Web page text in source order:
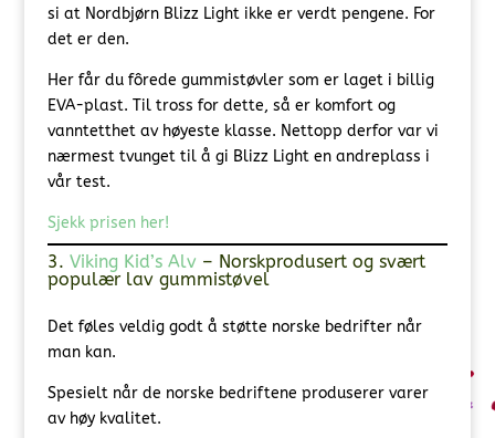
si at Nordbjørn Blizz Light ikke er verdt pengene. For
det er den.
Her får du fôrede gummistøvler som er laget i billig
EVA-plast. Til tross for dette, så er komfort og
vanntetthet av høyeste klasse. Nettopp derfor var vi
nærmest tvunget til å gi Blizz Light en andreplass i
vår test.
Sjekk prisen her!
3. Viking Kid’s Alv – Norskprodusert og svært
populær lav gummistøvel
Det føles veldig godt å støtte norske bedrifter når
man kan.
Spesielt når de norske bedriftene produserer varer
av høy kvalitet.